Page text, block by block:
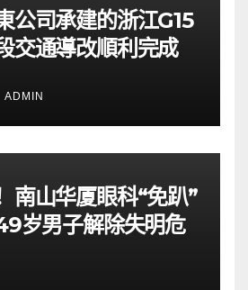
公司承建的浙江G15
交通導改順利完成
ADMIN
南山华厦眼科“免趴”
岁男子解除失明危